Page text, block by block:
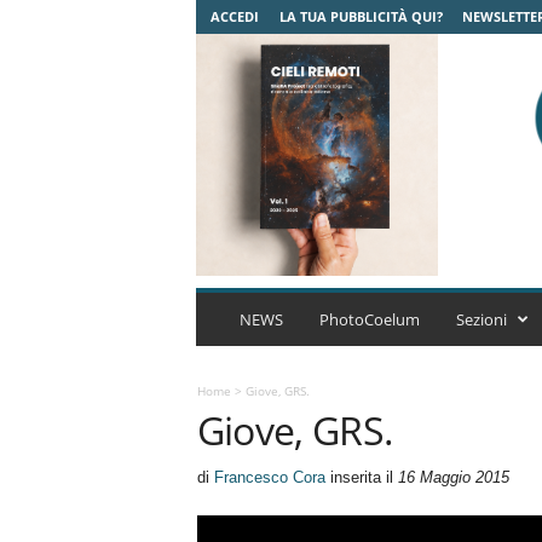
ACCEDI LA TUA PUBBLICITÀ QUI?
C
r
NEWS PhotoCoelum Sezioni
Home > Giove, GRS.
Giove, GRS.
di Francesco Corainserita il 16 Maggio 2015